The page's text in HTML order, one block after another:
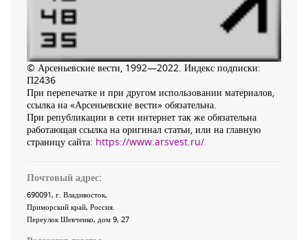
© Арсеньевские вести, 1992—2022. Индекс подписки:
П2436
При перепечатке и при другом использовании материалов,
ссылка на «Арсеньевские вести» обязательна.
При републикации в сети интернет так же обязательна
работающая ссылка на оригинал статьи, или на главную
страницу сайта: https://www.arsvest.ru/
Почтовый адрес:
690091, г. Владивосток,
Приморский край, Россия
Переулок Шевченко, дом 9, 27